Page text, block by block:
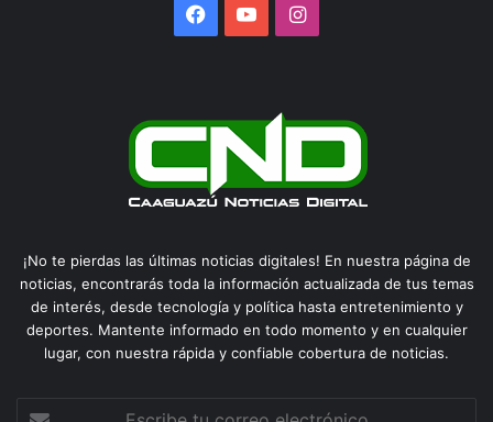
FacebookYouTubeInstagram
¡No te pierdas las últimas noticias digitales! En nuestra página de
noticias, encontrarás toda la información actualizada de tus temas
de interés, desde tecnología y política hasta entretenimiento y
deportes. Mantente informado en todo momento y en cualquier
lugar, con nuestra rápida y confiable cobertura de noticias.